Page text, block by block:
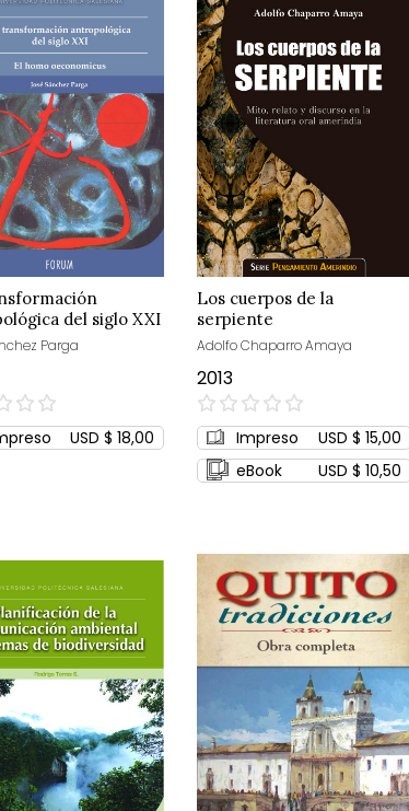
del siglo XXI
Parga
USD $ 18,00
Los cuerpos de la
serpiente
Adolfo Chaparro Amaya
2013
0%
Impreso
USD $ 15,00
eBook
USD $ 10,50